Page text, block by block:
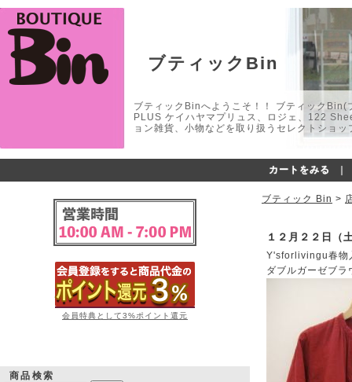
ブティックBin
ブティックBinへようこそ！！ ブティック
PLUS ケイハヤマプリュス、ロジェ、122
ョン雑貨、小物などを取り扱うセレクトショ
カートをみる
会員特典として3%ポイント還元
商品検索
ブティック Bin >
１２月２２日（
Y'sforlivingu春物
ダブルガーゼブラ